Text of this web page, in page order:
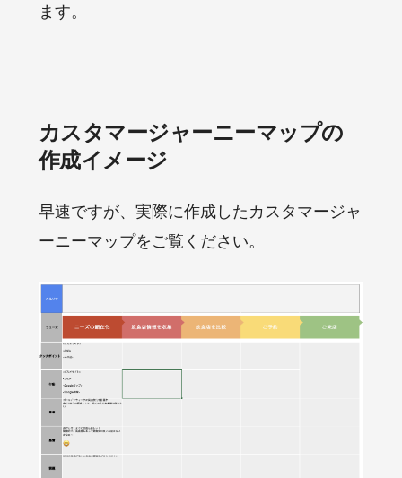
ます。
カスタマージャーニーマップの
作成イメージ
早速ですが、実際に作成したカスタマージャ
ーニーマップをご覧ください。